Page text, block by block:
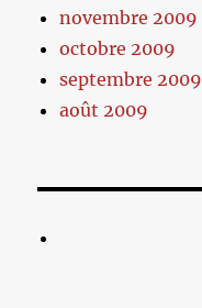
novembre 2009
octobre 2009
septembre 2009
août 2009